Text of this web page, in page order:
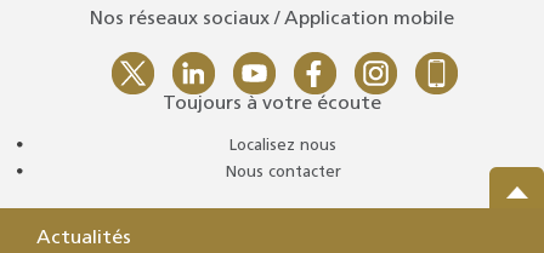
Nos réseaux sociaux / Application mobile
Toujours à votre écoute
Localisez nous
Nous contacter
Actualités